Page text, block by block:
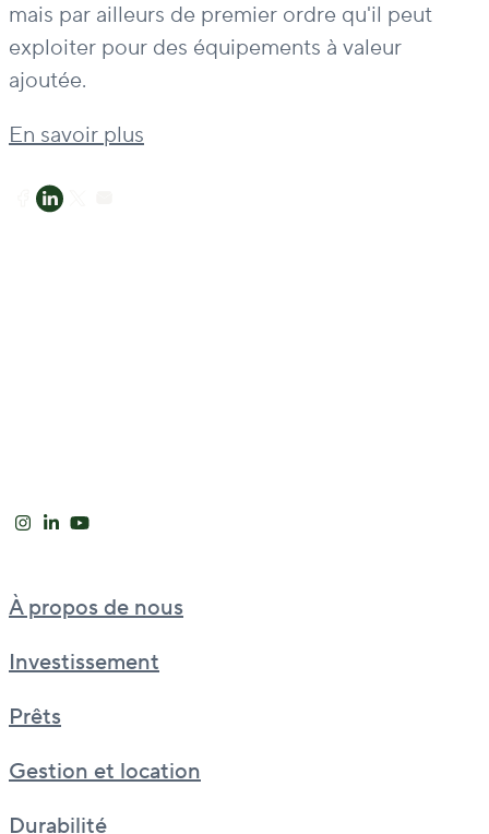
mais par ailleurs de premier ordre qu'il peut
exploiter pour des équipements à valeur
ajoutée.
En savoir plus
À propos de nous
Investissement
Prêts
Gestion et location
Durabilité